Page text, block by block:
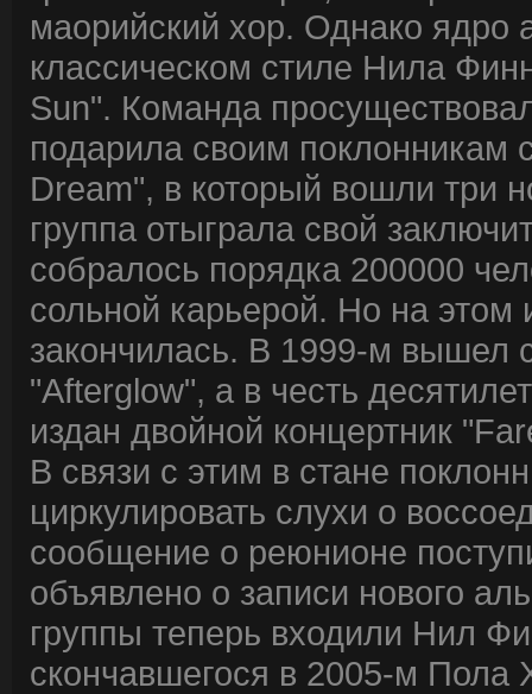
маорийский хор. Однако ядро
классическом стиле Нила
Sun". Команда
подарила своим поклонникам
Dream", в который вошли три
группа отыграла свой
собралось порядка 200000
сольной карьерой. Но на этом
закончилась. В 1999-м вышел
"Afterglow", а в честь
издан двойной концертник
В связи с этим в стане
циркулировать слухи о
сообщение о реюнионе
объявлено о записи нового
группы теперь входили Нил
скончавшегося в 2005-м